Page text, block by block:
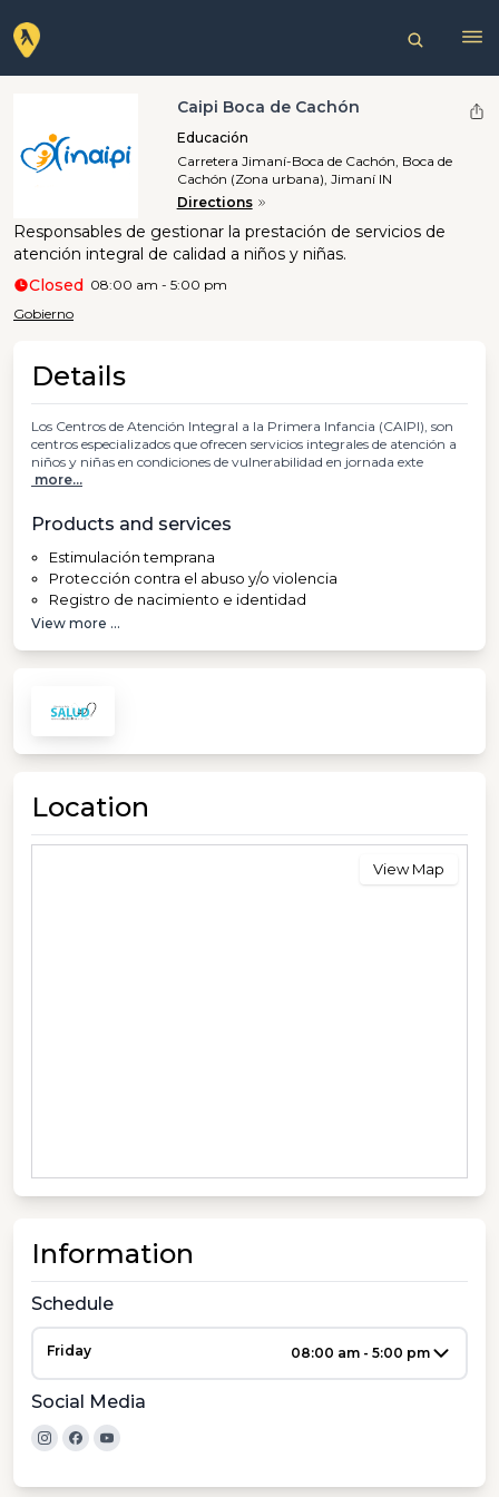
Caipi Boca de Cachón
Educación
Carretera Jimaní-Boca de Cachón, Boca de
Cachón (Zona urbana), Jimaní IN
Directions
Responsables de gestionar la prestación de servicios de
atención integral de calidad a niños y niñas.
Closed 08:00 am - 5:00 pm
Gobierno
Details
Los Centros de Atención Integral a la Primera Infancia (CAIPI), son
centros especializados que ofrecen servicios integrales de atención a
niños y niñas en condiciones de vulnerabilidad en jornada exte
more...
Products and services
Estimulación temprana
Protección contra el abuso y/o violencia
Registro de nacimiento e identidad
View more ...
Location
View Map
Information
Schedule
Friday 08:00 am - 5:00 pm
Social Media